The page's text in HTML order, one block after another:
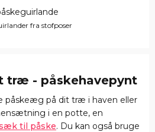
fra stofposer
træ - påskehavepynt
påskeæg på dit træ i haven eller
i en potte, en
til påske. Du kan også bruge